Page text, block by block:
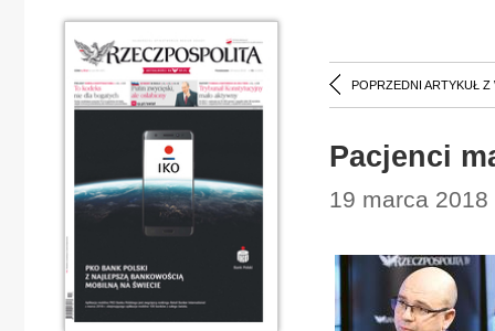
POPRZEDNI ARTYKUŁ Z
Pacjenci
19 marca